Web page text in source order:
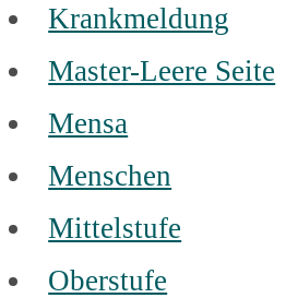
Krankmeldung
Master-Leere Seite
Mensa
Menschen
Mittelstufe
Oberstufe